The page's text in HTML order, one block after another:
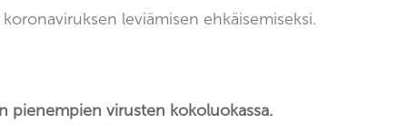
leviämisen ehkäisemiseksi.
virusten kokoluokassa.